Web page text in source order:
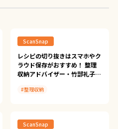
ScanSnap
レシピの切り抜きはスマホやク
ラウド保存がおすすめ！ 整理
収納アドバイザー・竹部礼子の
#整理収納
ScanSnap